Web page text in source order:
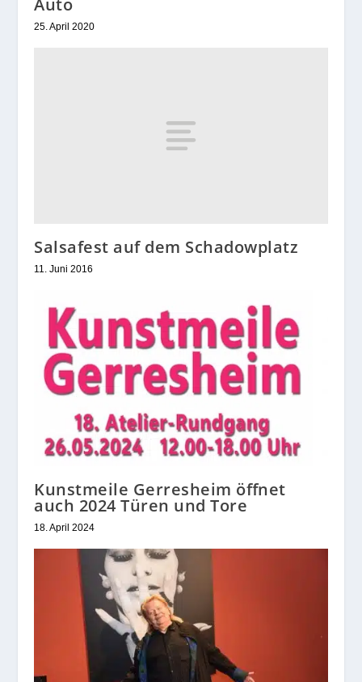
Auto
25. April 2020
Salsafest auf dem Schadowplatz
11. Juni 2016
Kunstmeile Gerresheim öffnet
auch 2024 Türen und Tore
18. April 2024